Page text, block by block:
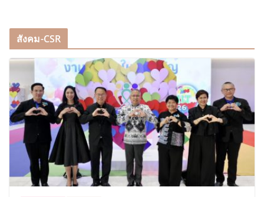
สังคม-CSR